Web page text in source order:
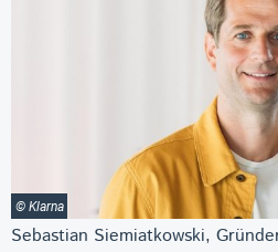
© Klarna
Sebastian Siemiatkowski,